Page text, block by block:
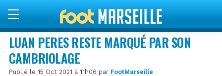
LUAN PERES RESTE MARQUÉ PAR SON
CAMBRIOLAGE
Publié le 15 Oct 2021 à 11h06 par FootMarseille